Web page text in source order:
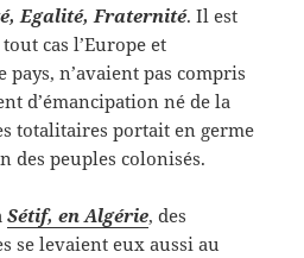
Egalité, Fraternité. Il est
cas l’Europe et
n’avaient pas compris
d’émancipation né de la
totalitaires portait en germe
des peuples colonisés.
Sétif, en Algérie, des
se levaient eux aussi au